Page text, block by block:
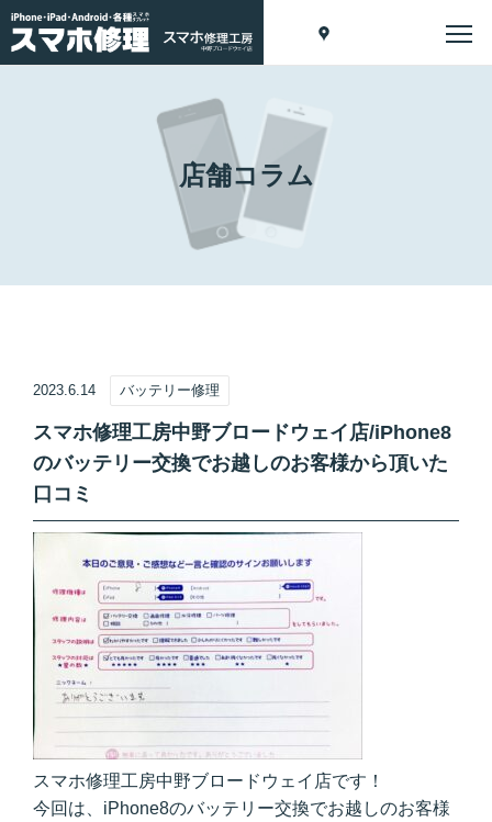
店舗コラム
2023.6.14 バッテリー修理
スマホ修理工房中野ブロードウェイ店/iPhone8
のバッテリー交換でお越しのお客様から頂いた
口コミ
スマホ修理工房中野ブロードウェイ店です！
今回は、iPhone8のバッテリー交換でお越しのお客様